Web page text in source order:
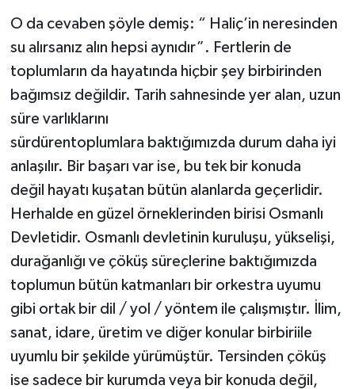
O da cevaben şöyle demiş: “ Haliç’in neresinden
su alırsanız alın hepsi aynıdır”. Fertlerin de
toplumların da hayatında hiçbir şey birbirinden
bağımsız değildir. Tarih sahnesinde yer alan, uzun
süre varlıklarını
sürdürentoplumlara baktığımızda durum daha iyi
anlaşılır. Bir başarı var ise, bu tek bir konuda
değil hayatı kuşatan bütün alanlarda geçerlidir.
Herhalde en güzel örneklerinden birisi Osmanlı
Devletidir. Osmanlı devletinin kuruluşu, yükselişi,
durağanlığı ve çöküş süreçlerine baktığımızda
toplumun bütün katmanları bir orkestra uyumu
gibi ortak bir dil / yol / yöntem ile çalışmıştır. İlim,
sanat, idare, üretim ve diğer konular birbiriile
uyumlu bir şekilde yürümüştür. Tersinden çöküş
ise sadece bir kurumda veya bir konuda değil,
Ardahan Müftülüğü
Artvin Müftülüğü
Balıkesir Müftülüğü
Bartın Müftülüğü
Batman Müftülüğü
Bayburt Müftülüğü
Bilecik Müftülüğü
Bingöl Müftülüğü
Kudüs
Kurban
Peygamberimizin Hayatı
Ramazan
Sahabeler
Zekat
Hutbeler
DİYANET AKADEMİ
DİYANET RADYO/TV
DEPREM
Dünya
Eğitim
Kültür-Sanat
Aile